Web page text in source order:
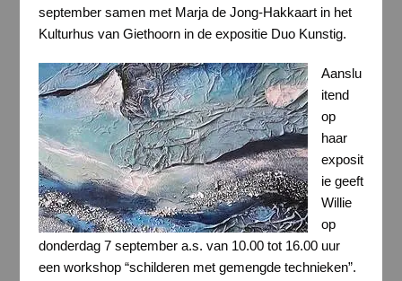
september samen met Marja de Jong-Hakkaart in het
Kulturhus van Giethoorn in de expositie Duo Kunstig.
Aanslu
itend
op
haar
exposit
ie geeft
Willie
op
donderdag 7 september a.s. van 10.00 tot 16.00 uur
een workshop “schilderen met gemengde technieken”.